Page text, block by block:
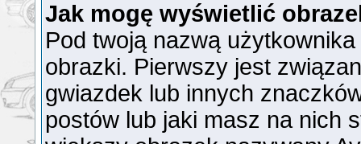
Jak mogę wyświetlić
Pod twoją nazwą
obrazki. Pierwszy jest
gwiazdek lub innych
postów lub jaki masz na nich